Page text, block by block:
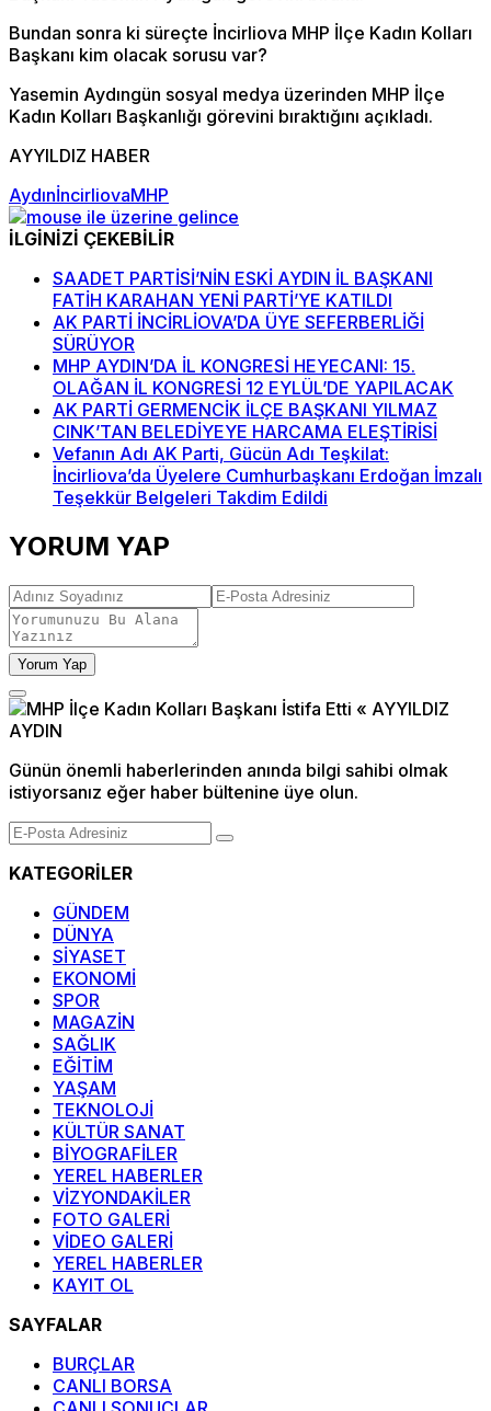
Bundan sonra ki süreçte İncirliova MHP İlçe Kadın Kolları
Başkanı kim olacak sorusu var?
Yasemin Aydıngün sosyal medya üzerinden MHP İlçe
Kadın Kolları Başkanlığı görevini bıraktığını açıkladı.
AYYILDIZ HABER
AydınİncirliovaMHP
İLGİNİZİ ÇEKEBİLİR
SAADET PARTİSİ’NİN ESKİ AYDIN İL BAŞKANI
FATİH KARAHAN YENİ PARTİ’YE KATILDI
AK PARTİ İNCİRLİOVA’DA ÜYE SEFERBERLİĞİ
SÜRÜYOR
MHP AYDIN’DA İL KONGRESİ HEYECANI: 15.
OLAĞAN İL KONGRESİ 12 EYLÜL’DE YAPILACAK
AK PARTİ GERMENCİK İLÇE BAŞKANI YILMAZ
CINK’TAN BELEDİYEYE HARCAMA ELEŞTİRİSİ
Vefanın Adı AK Parti, Gücün Adı Teşkilat:
İncirliova’da Üyelere Cumhurbaşkanı Erdoğan İmzalı
Teşekkür Belgeleri Takdim Edildi
YORUM YAP
Yorum Yap
Günün önemli haberlerinden anında bilgi sahibi olmak
istiyorsanız eğer haber bültenine üye olun.
KATEGORİLER
GÜNDEM
DÜNYA
SİYASET
EKONOMİ
SPOR
MAGAZİN
SAĞLIK
EĞİTİM
YAŞAM
TEKNOLOJİ
KÜLTÜR SANAT
BİYOGRAFİLER
YEREL HABERLER
VİZYONDAKİLER
FOTO GALERİ
VİDEO GALERİ
YEREL HABERLER
KAYIT OL
SAYFALAR
BURÇLAR
CANLI BORSA